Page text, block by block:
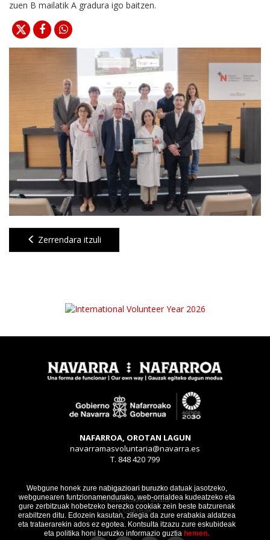
Webgune honek zure nabigazioari buruzko datuak jasotzeko,
webgunearen funtzionamendurako, web-orrialdea kudeatzeko eta
gure zerbitzuak hobetzeko berezko cookiak zein beste batzurenak
erabiltzen ditu. Edozein kasutan, zilegia da zure erabakia aldatzea
eta trataerarekin ados ez egotea. Kontsulta itzazu zure eskubideak
eta politika honi buruzko informazio guztia hemen.
zuen B mailatik A gradura igo baitzen.
Zerrendara itzuli
NAFARROA, OROTAN LAGUN
navarramasvoluntaria@navarra.es
T. 848 420 799
Legezko oharra
Pribatutasun atala
Cookieak